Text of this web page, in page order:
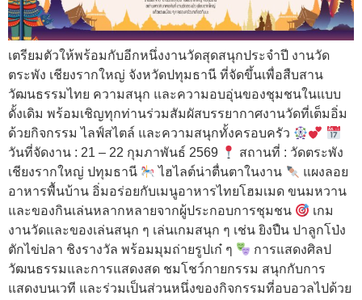
เตรียมตัวให้พร้อมกับอีกหนึ่งงานวัดสุดสนุกประจำปี งานวัด
ตระพัง เชียงรากใหญ่ จังหวัดปทุมธานี ที่จัดขึ้นเพื่อสืบสาน
วัฒนธรรมไทย ความสนุก และความอบอุ่นของชุมชนในแบบ
ดั้งเดิม พร้อมเชิญทุกท่านร่วมสัมผัสบรรยากาศงานวัดที่เต็มอิ่ม
ด้วยกิจกรรม ไลฟ์สไตล์ และความสนุกทั้งครอบครัว
วันที่จัดงาน : 21 – 22 กุมภาพันธ์ 2569
สถานที่ : วัดตระพัง
เชียงรากใหญ่ ปทุมธานี
ไฮไลต์น่าตื่นตาในงาน
แผงลอย
อาหารพื้นบ้าน อิ่มอร่อยกับเมนูอาหารไทยโฮมเมด ขนมหวาน
และของกินเล่นหลากหลายจากผู้ประกอบการชุมชน
เกม
งานวัดและของเล่นสนุก ๆ เล่นเกมสนุก ๆ เช่น ยิงปืน ปาลูกโป่ง
ตักไข่ปลา ชิงรางวัล พร้อมมุมถ่ายรูปเก๋ ๆ
การแสดงศิลป
วัฒนธรรมและการแสดงสด ชมโชว์กายกรรม สนุกกับการ
แสดงบนเวที และร่วมเป็นส่วนหนึ่งของกิจกรรมที่อบอวลไปด้วย